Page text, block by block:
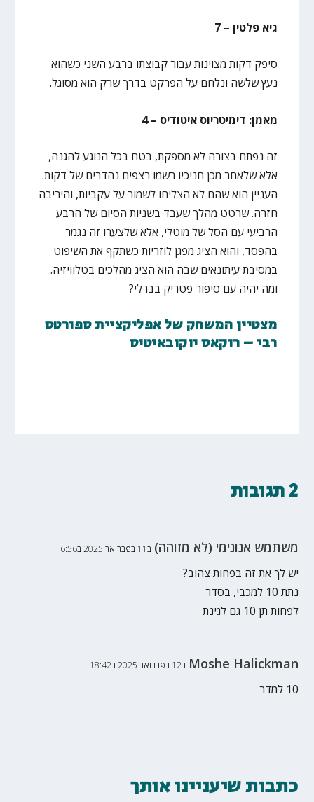
גיא פלטין – 7
סיפק דקות מצוינות עבור קבוצתו ברבע השני כשהוא
נעץ שלשה ונלחם על הפרקט בדרך שרק הוא מסוגל.
מאמן: דימיטריוס איטודיס – 4
זה נפתח בצורה לא מספקת, בטח בכל הנוגע להגנה,
אלא שלאחר מכן חניכיו רשמו רצפים נהדרים של דקות.
העניין הוא שהם לא הצליחו לשמור על עקביות, והיריבה
חזרה. שרטט מהלך שעבד בשניות הסיום של הרבע
הרביעי עם הסל של מוטלי, אלא שלצערו זה נגמר
בהפסד, והוא הציג מפגן לוזריות כשתקף את השיפוט
במסיבת עיתונאים שבה הוא הציג מהלכים בטלוויזיה.
ומה יהיה עם סיפור פטריק בברלי?
מצטיין המשחק של אפליקציית ספורטס
רבי – רוקאס יוקובאיטיס
2 תגובות
משתמש אנונימי (לא מזוהה) ב11 בפברואר 2025 ב6:56
יש לך את זה בפחות צהוב?
נתת 10 למכבי, בסדר
לפחות תן 10 גם לגינת
Moshe Halickman ב12 בפברואר 2025 ב18:42
10 למדר
כתבות שיעניינו אותך